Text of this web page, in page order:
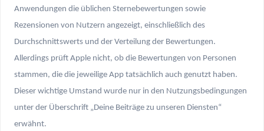
Anwendungen die üblichen Sternebewertungen sowie
Rezensionen von Nutzern angezeigt, einschließlich des
Durchschnittswerts und der Verteilung der Bewertungen.
Allerdings prüft Apple nicht, ob die Bewertungen von Personen
stammen, die die jeweilige App tatsächlich auch genutzt haben.
Dieser wichtige Umstand wurde nur in den Nutzungsbedingungen
unter der Überschrift „Deine Beiträge zu unseren Diensten“
erwähnt.